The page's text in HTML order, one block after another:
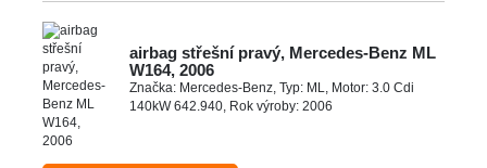
airbag střešní pravý, Mercedes-Benz ML
W164, 2006
Značka: Mercedes-Benz, Typ: ML, Motor: 3.0 Cdi
140kW 642.940, Rok výroby: 2006